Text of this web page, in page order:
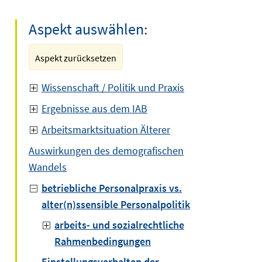
Aspekt auswählen:
Aspekt zurücksetzen
Wissenschaft / Politik und Praxis
Ergebnisse aus dem IAB
Arbeitsmarktsituation Älterer
Auswirkungen des demografischen
Wandels
betriebliche Personalpraxis vs.
alter(n)ssensible Personalpolitik
arbeits- und sozialrechtliche
Rahmenbedingungen